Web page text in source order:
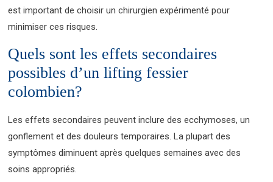
est important de choisir un chirurgien expérimenté pour
minimiser ces risques.
Quels sont les effets secondaires
possibles d’un lifting fessier
colombien?
Les effets secondaires peuvent inclure des ecchymoses, un
gonflement et des douleurs temporaires. La plupart des
symptômes diminuent après quelques semaines avec des
soins appropriés.